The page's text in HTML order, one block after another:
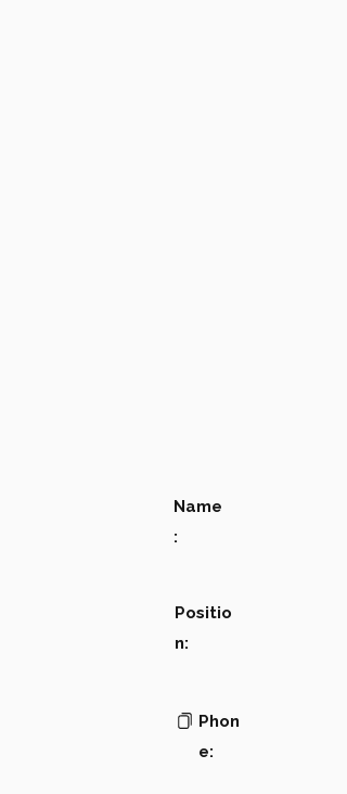
Name
:
Positio
n:
Phon
e: